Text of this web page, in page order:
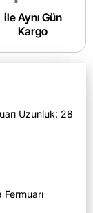
ile Aynı Gün
Kargo
Uzunluk: 28